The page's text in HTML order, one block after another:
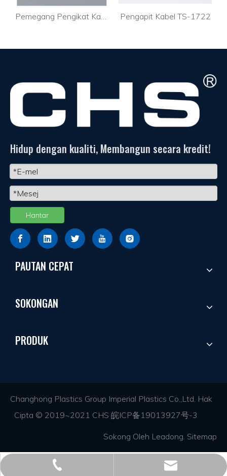
Pemegang Pengikat Kabel Pelekat Pengapit Kabel TS-1722
Hidup dengan kualiti, Membangun secara kredit!
Hantar
PAUTAN CEPAT
SOKONGAN
PRODUK
Changhong Plastics Group Imperial Plastics Co.,Ltd. Hak
Cipta © 2019~2021 CHS 皖ICP备19013927号-3
Sokong Oleh Leadong. Sitemap